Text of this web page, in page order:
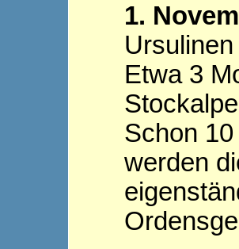
1.
Etwa 3
Schon
werden